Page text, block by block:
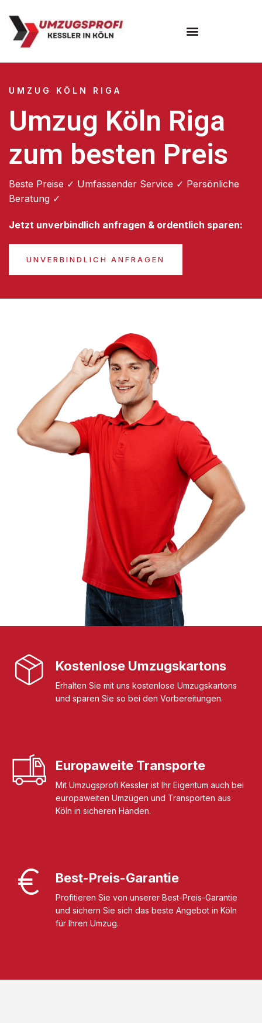
UMZUG KÖLN RIGA
Umzug Köln Riga
zum besten Preis
Beste Preise ✓ Umfassender Service ✓ Persönliche
Beratung ✓
Jetzt unverbindlich anfragen & ordentlich sparen:
UNVERBINDLICH ANFRAGEN
Kostenlose Umzugskartons
Erhalten Sie mit uns kostenlose Umzugskartons
und sparen Sie so bei den Vorbereitungen.
Europaweite Transporte
Mit Umzugsprofi Kessler ist Ihr Eigentum auch bei
europaweiten Umzügen und Transporten aus
Köln in sicheren Händen.
Best-Preis-Garantie
Profitieren Sie von unserer Best-Preis-Garantie
und sichern Sie sich das beste Angebot in Köln
für Ihren Umzug.